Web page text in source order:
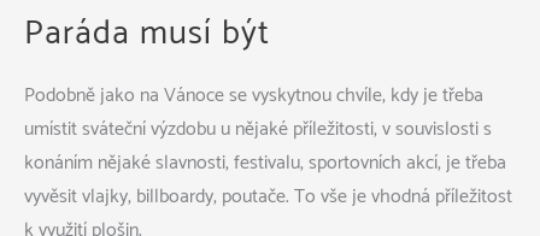
Paráda musí být
Podobně jako na Vánoce se vyskytnou chvíle, kdy je třeba
umístit sváteční výzdobu u nějaké příležitosti, v souvislosti s
konáním nějaké slavnosti, festivalu, sportovních akcí, je třeba
vyvěsit vlajky, billboardy, poutače. To vše je vhodná příležitost